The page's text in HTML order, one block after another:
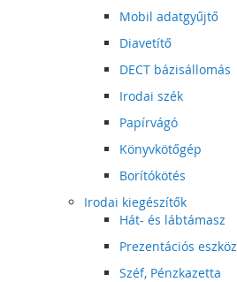
Mobil adatgyűjtő
Diavetítő
DECT bázisállomás
Irodai szék
Papírvágó
Könyvkötőgép
Borítókötés
Irodai kiegészítők
Hát- és lábtámasz
Prezentációs eszköz
Széf, Pénzkazetta